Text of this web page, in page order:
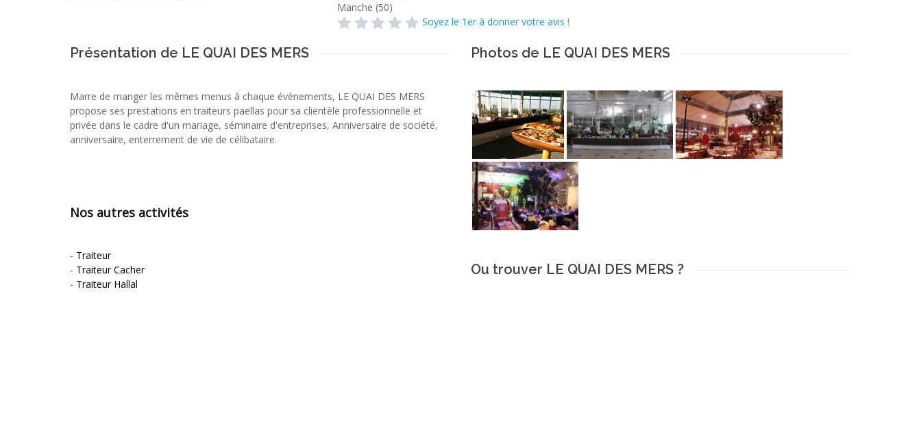
Manche (50)
Soyez le 1er à donner votre avis !
Présentation de LE QUAI DES MERS
Marre de manger les mêmes menus à chaque évènements, LE QUAI DES MERS
propose ses prestations en traiteurs paellas pour sa clientèle professionnelle et
privée dans le cadre d'un mariage, séminaire d'entreprises, Anniversaire de société,
anniversaire, enterrement de vie de célibataire.
Nos autres activités
- Traiteur
- Traiteur Cacher
- Traiteur Hallal
Photos de LE QUAI DES MERS
Ou trouver LE QUAI DES MERS ?